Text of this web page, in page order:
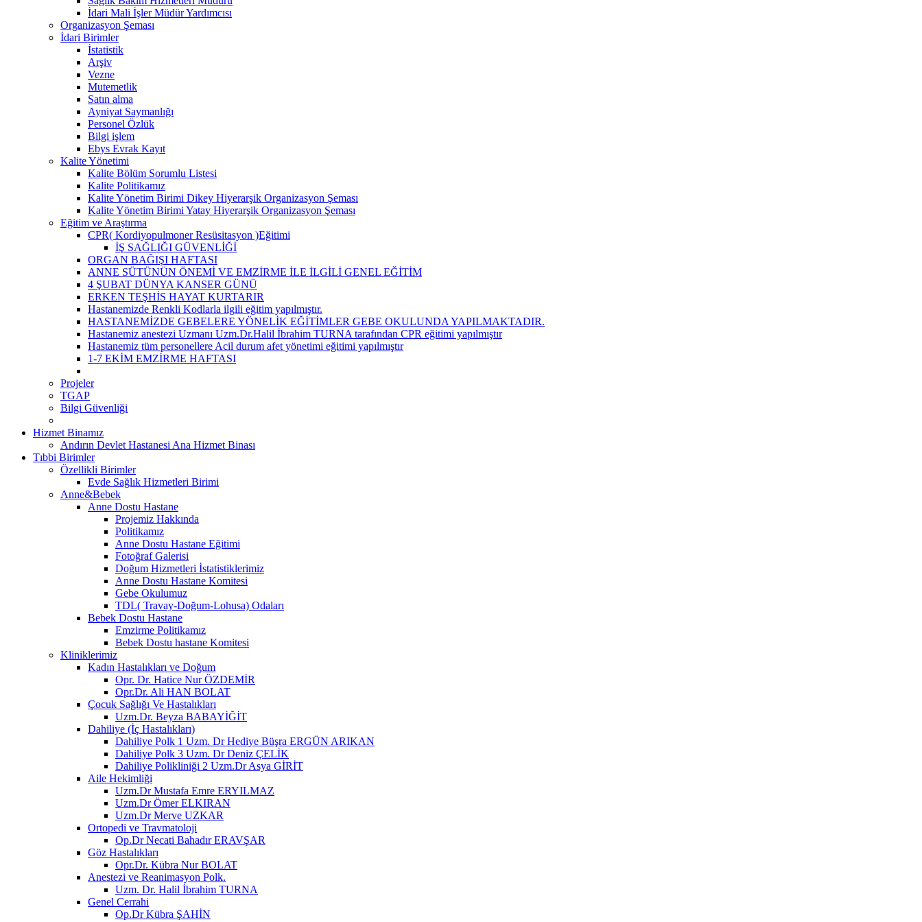
İdari Mali İşler Müdür Yardımcısı
Organizasyon Şeması
İdari Birimler
İstatistik
Arşiv
Vezne
Mutemetlik
Satın alma
Ayniyat Saymanlığı
Personel Özlük
Bilgi işlem
Ebys Evrak Kayıt
Kalite Yönetimi
Kalite Bölüm Sorumlu Listesi
Kalite Politikamız
Kalite Yönetim Birimi Dikey Hiyerarşik Organizasyon Şeması
Kalite Yönetim Birimi Yatay Hiyerarşik Organizasyon Şeması
Eğitim ve Araştırma
CPR( Kordiyopulmoner Resüsitasyon )Eğitimi
İŞ SAĞLIĞI GÜVENLİĞİ
ORGAN BAĞIŞI HAFTASI
ANNE SÜTÜNÜN ÖNEMİ VE EMZİRME İLE İLGİLİ GENEL EĞİTİM
4 ŞUBAT DÜNYA KANSER GÜNÜ
ERKEN TEŞHİS HAYAT KURTARIR
Hastanemizde Renkli Kodlarla ilgili eğitim yapılmıştır.
HASTANEMİZDE GEBELERE YÖNELİK EĞİTİMLER GEBE OKULUNDA YAPILMAKTADIR.
Hastanemiz anestezi Uzmanı Uzm.Dr.Halil İbrahim TURNA tarafından CPR eğitimi yapılmıştır
Hastanemiz tüm personellere Acil durum afet yönetimi eğitimi yapılmıştır
1-7 EKİM EMZİRME HAFTASI
Projeler
TGAP
Bilgi Güvenliği
Hizmet Binamız
Andırın Devlet Hastanesi Ana Hizmet Binası
Tıbbi Birimler
Özellikli Birimler
Evde Sağlık Hizmetleri Birimi
Anne&Bebek
Anne Dostu Hastane
Projemiz Hakkında
Politikamız
Anne Dostu Hastane Eğitimi
Fotoğraf Galerisi
Doğum Hizmetleri İstatistiklerimiz
Anne Dostu Hastane Komitesi
Gebe Okulumuz
TDL( Travay-Doğum-Lohusa) Odaları
Bebek Dostu Hastane
Emzirme Politikamız
Bebek Dostu hastane Komitesi
Kliniklerimiz
Kadın Hastalıkları ve Doğum
Opr. Dr. Hatice Nur ÖZDEMİR
Opr.Dr. Ali HAN BOLAT
Çocuk Sağlığı Ve Hastalıkları
Uzm.Dr. Beyza BABAYİĞİT
Dahiliye (İç Hastalıkları)
Dahiliye Polk 1 Uzm. Dr Hediye Büşra ERGÜN ARIKAN
Dahiliye Polk 3 Uzm. Dr Deniz ÇELİK
Dahiliye Polikliniği 2 Uzm.Dr Asya GİRİT
Aile Hekimliği
Uzm.Dr Mustafa Emre ERYILMAZ
Uzm.Dr Ömer ELKIRAN
Uzm.Dr Merve UZKAR
Ortopedi ve Travmatoloji
Op.Dr Necati Bahadır ERAVŞAR
Göz Hastalıkları
Opr.Dr. Kübra Nur BOLAT
Anestezi ve Reanimasyon Polk.
Uzm. Dr. Halil İbrahim TURNA
Genel Cerrahi
Op.Dr Kübra ŞAHİN